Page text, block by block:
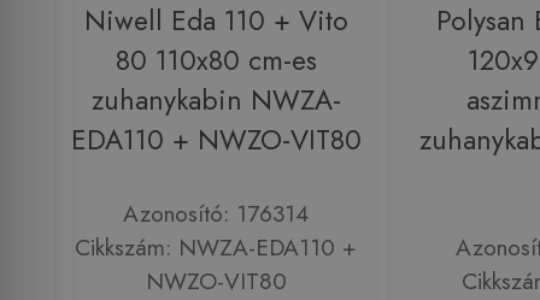
Niwell Eda 110 + Vito
80 110x80 cm-es
zuhanykabin NWZA-
EDA110 + NWZO-VIT80
Azonosító: 176314
Cikkszám: NWZA-EDA110 +
NWZO-VIT80
Polysan